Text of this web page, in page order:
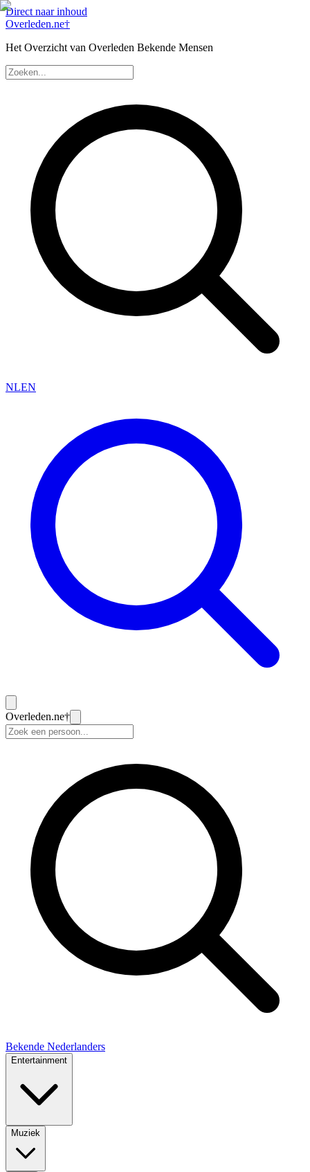
Direct naar inhoud
Overleden.ne†
Het Overzicht van Overleden Bekende Mensen
NLEN
Overleden.ne†
Bekende Nederlanders
Entertainment
Muziek